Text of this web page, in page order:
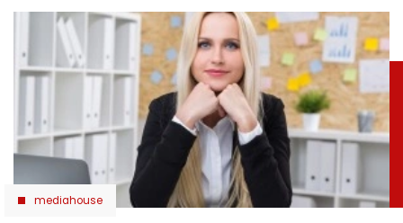
mediahouse